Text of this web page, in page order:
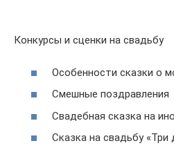
Конкурсы и сценки на свадьбу
Особенности сказки о
Смешные поздравления
Свадебная сказка на
Сказка на свадьбу